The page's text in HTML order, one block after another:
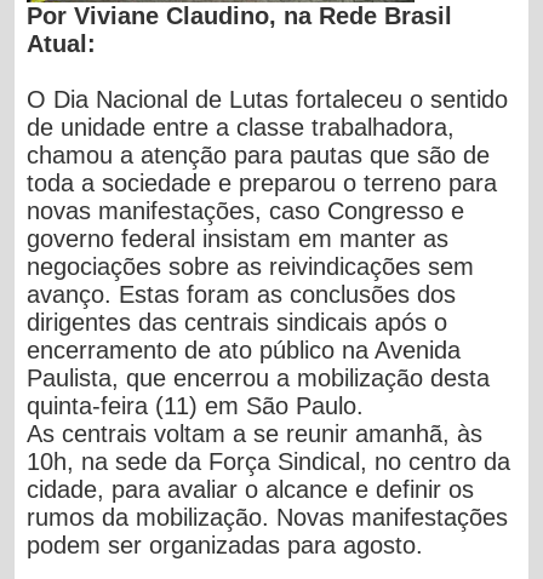
Por Viviane Claudino, na Rede Brasil
Atual:
O Dia Nacional de Lutas fortaleceu o sentido
de unidade entre a classe trabalhadora,
chamou a atenção para pautas que são de
toda a sociedade e preparou o terreno para
novas manifestações, caso Congresso e
governo federal insistam em manter as
negociações sobre as reivindicações sem
avanço. Estas foram as conclusões dos
dirigentes das centrais sindicais após o
encerramento de ato público na Avenida
Paulista, que encerrou a mobilização desta
quinta-feira (11) em São Paulo.
As centrais voltam a se reunir amanhã, às
10h, na sede da Força Sindical, no centro da
cidade, para avaliar o alcance e definir os
rumos da mobilização. Novas manifestações
podem ser organizadas para agosto.